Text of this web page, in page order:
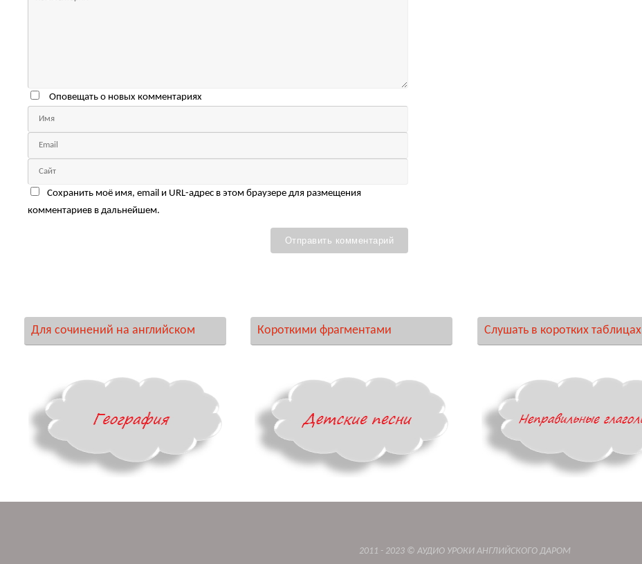
Оповещать о новых комментариях
Сохранить моё имя, email и URL-адрес в этом браузере для размещения
комментариев в дальнейшем.
Для сочинений на английском Короткими фрагментами Слушать в коротких таблицах
2011 - 2023 © АУДИО УРОКИ АНГЛИЙСКОГО ДАРОМ